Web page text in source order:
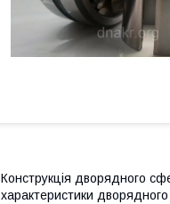
Конструкція дворядного
характеристики